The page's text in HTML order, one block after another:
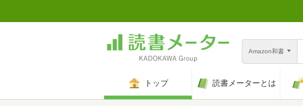
Amazon和書
トップ 読書メーターとは